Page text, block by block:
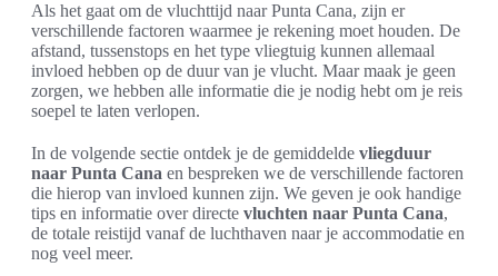
Als het gaat om de vluchttijd naar Punta Cana, zijn er
verschillende factoren waarmee je rekening moet houden. De
afstand, tussenstops en het type vliegtuig kunnen allemaal
invloed hebben op de duur van je vlucht. Maar maak je geen
zorgen, we hebben alle informatie die je nodig hebt om je reis
soepel te laten verlopen.
In de volgende sectie ontdek je de gemiddelde vliegduur
naar Punta Cana en bespreken we de verschillende factoren
die hierop van invloed kunnen zijn. We geven je ook handige
tips en informatie over directe vluchten naar Punta Cana,
de totale reistijd vanaf de luchthaven naar je accommodatie en
nog veel meer.